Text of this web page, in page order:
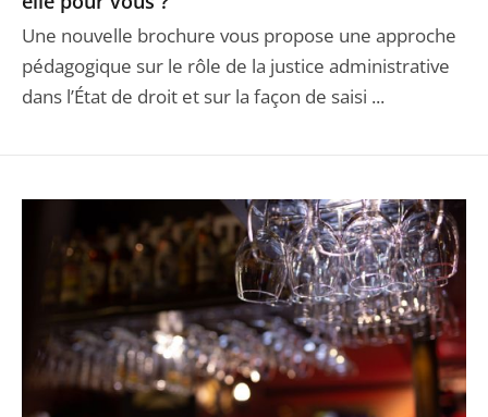
Une nouvelle brochure vous propose une approche
pédagogique sur le rôle de la justice administrative
dans l’État de droit et sur la façon de saisi ...